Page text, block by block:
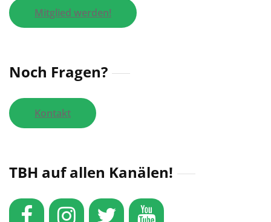
Mitglied werden!
Noch Fragen?
Kontakt
TBH auf allen Kanälen!